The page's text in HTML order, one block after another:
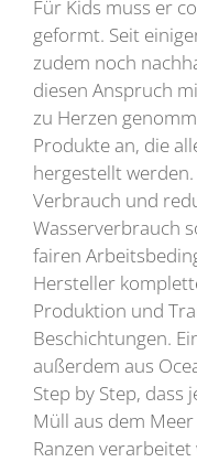
Für Kids muss er
geformt. Seit
zudem noch
diesen Anspruch
zu Herzen
Produkte an, die
hergestellt
Verbrauch und
Wasserverbrauch
fairen
Hersteller
Produktion und
Beschichtungen.
außerdem aus
Step by Step, dass
Müll aus dem
Ranzen verarbeitet